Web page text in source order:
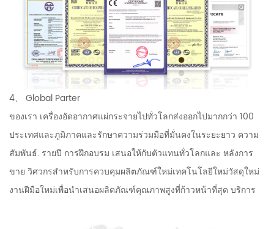
4、 Global Parter
ของเรา เครื่องอัดอากาศแผ่กระจายไปทั่วโลกส่งออกไปมากกว่า 100
ประเทศและภูมิภาคและรักษาความร่วมมือที่มั่นคงในระยะยาว ความ
สัมพันธ์. รายปี การฝึกอบรม เสนอให้กับตัวแทนทั่วโลกและ หลังการ
ขาย วิศวกรสำหรับการควบคุมผลิตภัณฑ์ใหม่เทคโนโลยีใหม่วัสดุใหม่
งานฝีมือใหม่เพื่อนำเสนอผลิตภัณฑ์คุณภาพสูงที่ก้าวหน้าที่สุด บริการ